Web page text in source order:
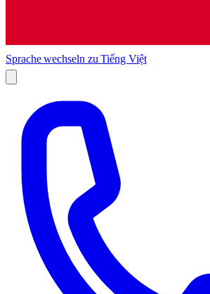
Sprache wechseln zuTiếng Việt